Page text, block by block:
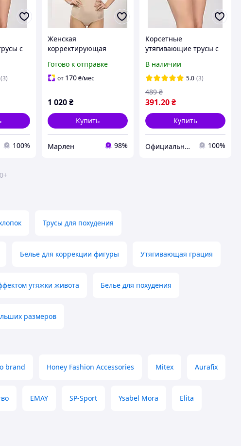
с
(3)
100%
Женская
корректирующая
Элита. 95D
Готово к отправке
от 170 ₴/мес
1 020 ₴
Купить
Марлен 98%
Корсетные
утягивающие трусы с
мод. 258 102, Белый
В наличии
5.0 (3)
391.20₴
489 ₴
Купить
Официальный интернет магазин Сосницкой фабрики нижнего белья "ELITA" 100%
Трусы для похудения
Белье для коррекции фигуры Утягивающая грация
утяжки живота Белье для похудения
размеров
brand Honey Fashion Accessories Mitex Aurafix
EMAY SP-Sport Ysabel Mora Elita